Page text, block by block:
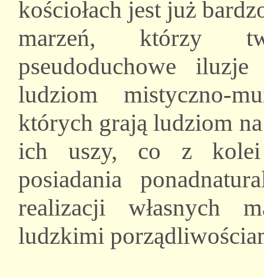
kościołach jest już
marzeń, którzy
pseudoduchowe
ludziom mistyczno-
których grają ludziom
ich uszy, co z kolei
posiadania
realizacji własnych
ludzkimi